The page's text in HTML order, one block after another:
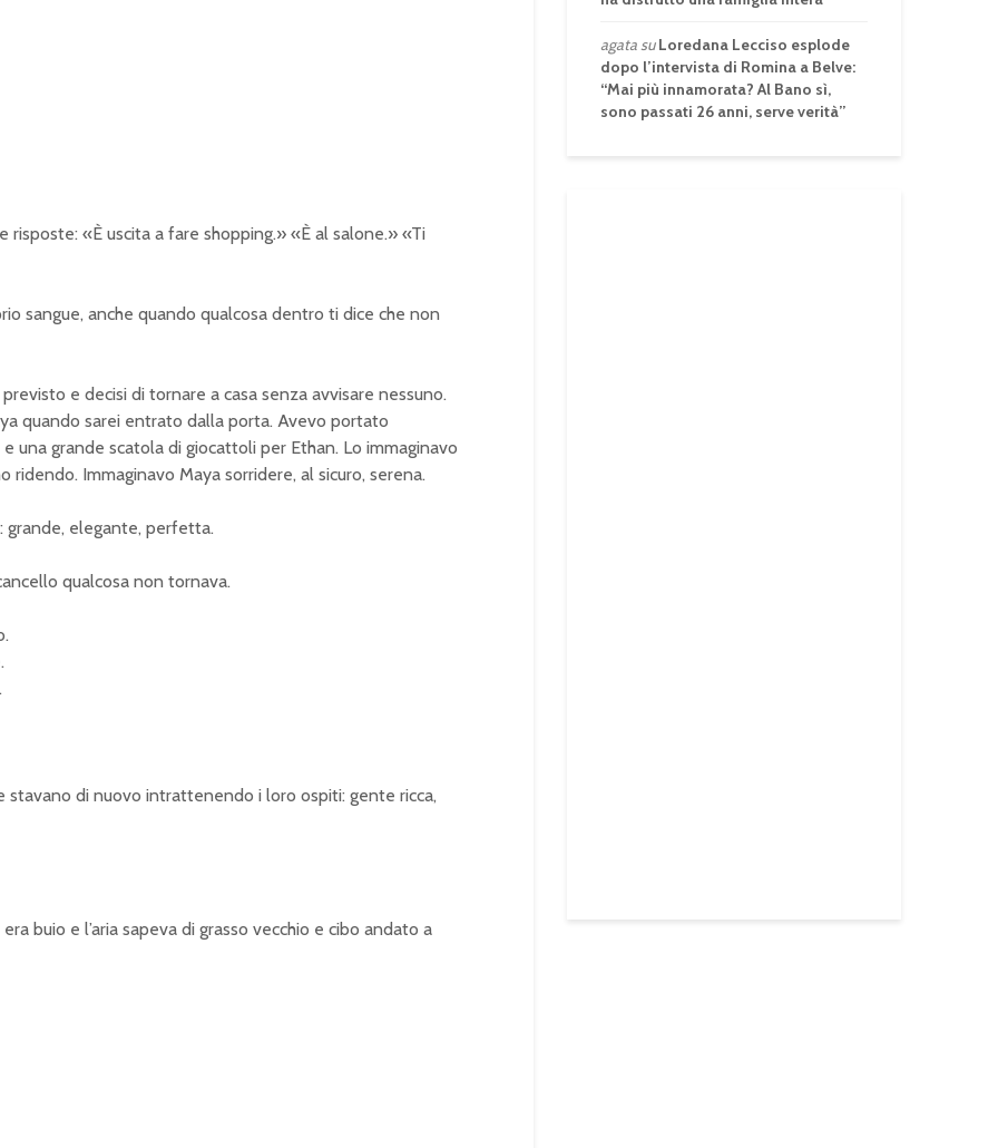
risposte: «È uscita a fare shopping.» «È al salone.» «Ti
sangue, anche quando qualcosa dentro ti dice che non
e decisi di tornare a casa senza avvisare nessuno.
quando sarei entrato dalla porta. Avevo portato
e una grande scatola di giocattoli per Ethan. Lo immaginavo
ridendo. Immaginavo Maya sorridere, al sicuro, serena.
grande, elegante, perfetta.
qualcosa non tornava.
stavano di nuovo intrattenendo i loro ospiti: gente ricca,
buio e l’aria sapeva di grasso vecchio e cibo andato a
agatasuLoredana Lecciso esplode
dopo l’intervista di Romina a Belve:
“Mai più innamorata? Al Bano sì,
sono passati 26 anni, serve verità”